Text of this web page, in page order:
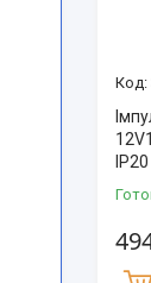
IP20